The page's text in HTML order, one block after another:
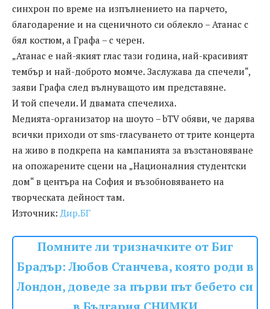
синхрон по време на изпълнението на парчето,
благодарение и на сценичното си облекло – Атанас с
бял костюм, а Графа – с черен.
„Атанас е най-якият глас тази година, най-красивият
тембър и най-доброто момче. Заслужава да спечели“,
заяви Графа след вълнуващото им представяне.
И той спечели. И двамата спечелиха.
Медията-организатор на шоуто – bTV обяви, че дарява
всички приходи от sms-гласуването от трите концерта
на живо в подкрепа на кампанията за възстановяване
на опожарените сцени на „Националния студентски
дом“ в центъра на София и възобновяването на
творческата дейност там.
Източник:Дир.БГ
Помните ли тризначките от Биг
Брадър: Любов Станчева, която роди в
Лондон, доведе за първи път бебето си